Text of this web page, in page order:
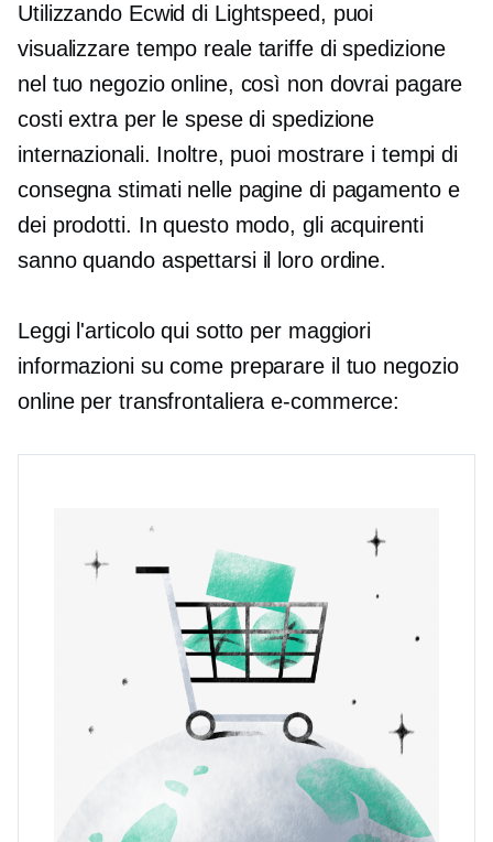
Utilizzando Ecwid di Lightspeed, puoi
visualizzare tempo realetariffe di spedizione
nel tuo negozio online, così non dovrai pagare
costi extra per le spese di spedizione
internazionali. Inoltre, puoi mostrare i tempi di
consegna stimati nelle pagine di pagamento e
dei prodotti. In questo modo, gli acquirenti
sanno quando aspettarsi il loro ordine.
Leggi l'articolo qui sotto per maggiori
informazioni su come preparare il tuo negozio
online per transfrontaliera e-commerce: